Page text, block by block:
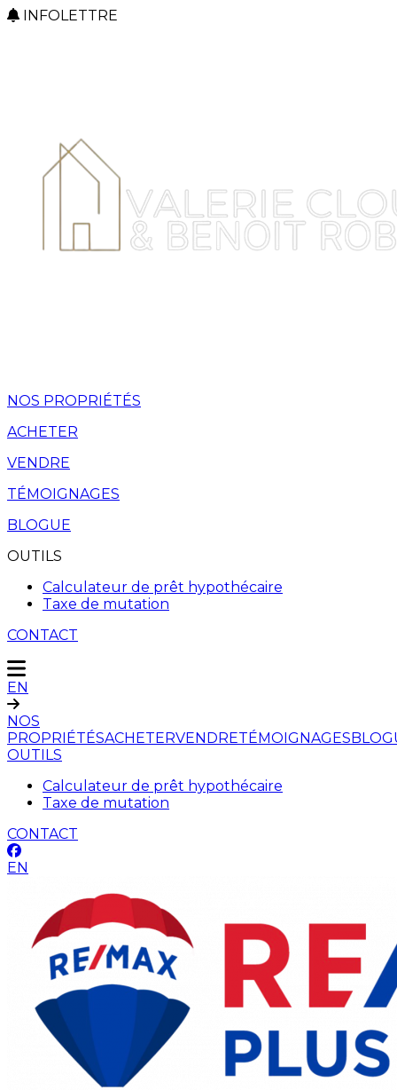
INFOLETTRE
NOS PROPRIÉTÉS
ACHETER
VENDRE
TÉMOIGNAGES
BLOGUE
OUTILS
Calculateur de prêt hypothécaire
Taxe de mutation
CONTACT
EN
NOS
PROPRIÉTÉSACHETERVENDRETÉMOIGNAGES
OUTILS
Calculateur de prêt hypothécaire
Taxe de mutation
CONTACT
EN